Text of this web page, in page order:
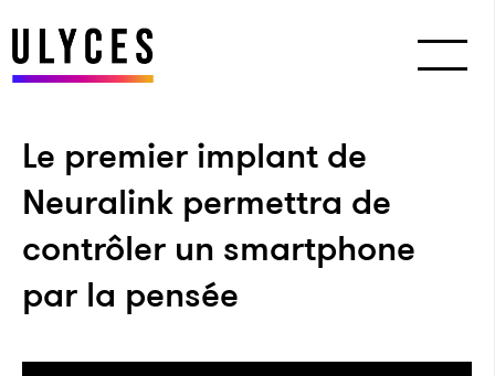
Le premier implant de
Neuralink permettra de
contrôler un smartphone
par la pensée